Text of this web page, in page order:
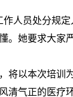
员处分规
她要求大家
以本次培训
清气正的医疗环